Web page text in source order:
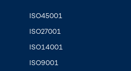
ISO45001
ISO27001
ISO14001
ISO9001